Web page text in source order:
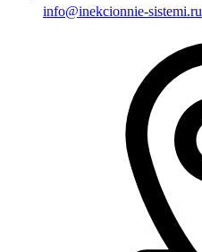
info@inekcionnie-sistemi.ru